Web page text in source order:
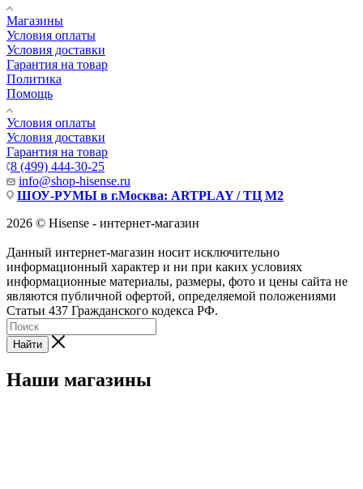
Магазины
Условия оплаты
Условия доставки
Гарантия на товар
Политика
Помощь
Условия оплаты
Условия доставки
Гарантия на товар
8 (499) 444-30-25
info@shop-hisense.ru
ШОУ-РУМЫ в г.Москва: ARTPLAY / ТЦ М2
2026 © Hisense - интернет-магазин
Данный интернет-магазин носит исключительно
информационный характер и ни при каких условиях
информационные материалы, размеры, фото и цены сайта не
являются публичной офертой, определяемой положениями
Статьи 437 Гражданского кодекса РФ.
Найти
Наши магазины